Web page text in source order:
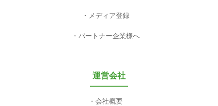
メディア登録
パートナー企業様へ
運営会社
会社概要